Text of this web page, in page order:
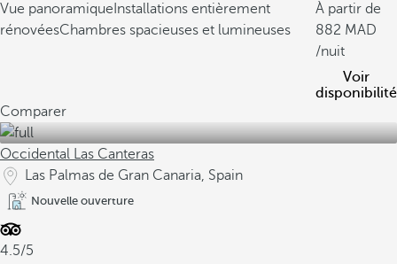
Vue panoramique Installations entièrement
rénovéesChambres spacieuses et lumineuses
À partir de
882
/nuit
Voir
disponibilité
Comparer
Occidental Las Canteras
Las Palmas de Gran Canaria, Spain
Nouvelle ouverture
4.5/5